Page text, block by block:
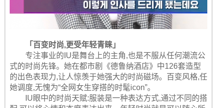
「百变时尚,更受年轻青睐」
专注事业的IU是舞台上的主角,也是不服从任何潮流公
式的时尚先锋。她在都市剧《德鲁纳酒店》中126套造型
的出色表现力,让人惊羡于她强大的时尚磁场。百变风格,任
她调度,无愧为“全网女生穿搭的时髦icon”。
IU眼中的时尚天赋:服装是一种表达方式,通过不同的搭